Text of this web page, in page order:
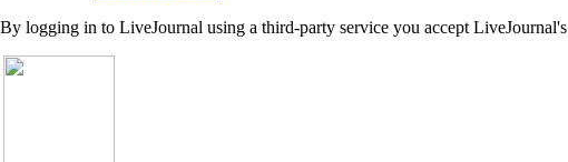
By logging in to LiveJournal using a third-party service you accept LiveJournal's